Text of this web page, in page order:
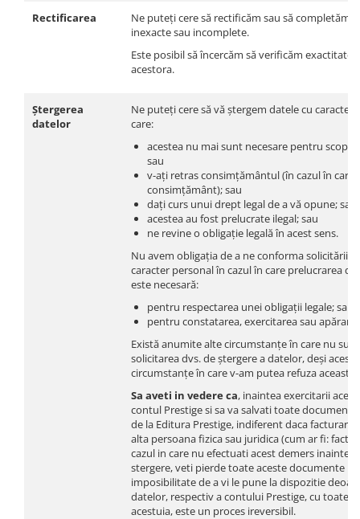
Rectificarea
Ne puteți cere să rectificăm sau să completăm
inexacte sau incomplete.
Este posibil să încercăm să verificăm
acestora.
Ștergerea
datelor
Ne puteți cere să vă ștergem datele cu caracter
care:
acestea nu mai sunt necesare pentru
sau
v-ați retras consimțământul (în cazul în care
consimțământ); sau
dați curs unui drept legal de a vă opune; sau
acestea au fost prelucrate ilegal; sau
ne revine o obligație legală în acest sens.
Nu avem obligația de a ne conforma solicitării
caracter personal în cazul în care prelucrarea
este necesară:
pentru respectarea unei obligații legale; sau
pentru constatarea, exercitarea sau
Există anumite alte circumstanțe în care nu
solicitarea dvs. de ștergere a datelor, deși
circumstanțe în care v-am putea refuza această
Sa aveti in vedere ca, inaintea exercitarii
contul Prestige si sa va salvati toate
de la Editura Prestige, indiferent daca
alta persoana fizica sau juridica (cum ar fi:
cazul in care nu efectuati acest demers inainte
stergere, veti pierde toate aceste documente
imposibilitate de a vi le pune la dispozitie
datelor, respectiv a contului Prestige, cu toate
acestuia, este un proces ireversibil.